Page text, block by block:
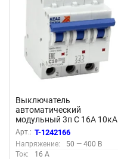
Выключатель
автоматический
модульный 3п C 16А 10кА
OptiDin BM63-3C16-10-
УХЛ3 КЭАЗ 249257
Арт.: T-1242166
Напряжение:
50 — 400 В
Ток:
16 А